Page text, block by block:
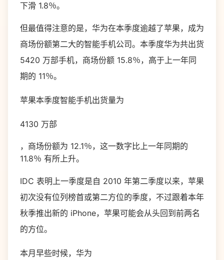
下滑 1.8％。
但最值得注意的是，华为在本季度逾越了苹果，成为
商场份额第二大的智能手机公司。本季度华为共出货
5420 万部手机，商场份额 15.8％，高于上一年同
期的 11％。
苹果本季度智能手机出货量为
4130 万部
，商场份额为 12.1％，这一数字比上一年同期的
11.8％ 有所上升。
IDC 表明上一季度是自 2010 年第二季度以来，苹果
初次没有位列榜首或第二方位的季度，不过跟着本年
秋季推出新的 iPhone，苹果可能会从头回到前两名
的方位。
本月早些时候，华为